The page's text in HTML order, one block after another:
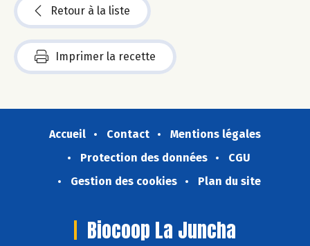
Retour à la liste
Imprimer la recette
Accueil Contact
Mentions légales
Protection des données
CGU
Gestion des cookies
Plan du site
Biocoop La Juncha